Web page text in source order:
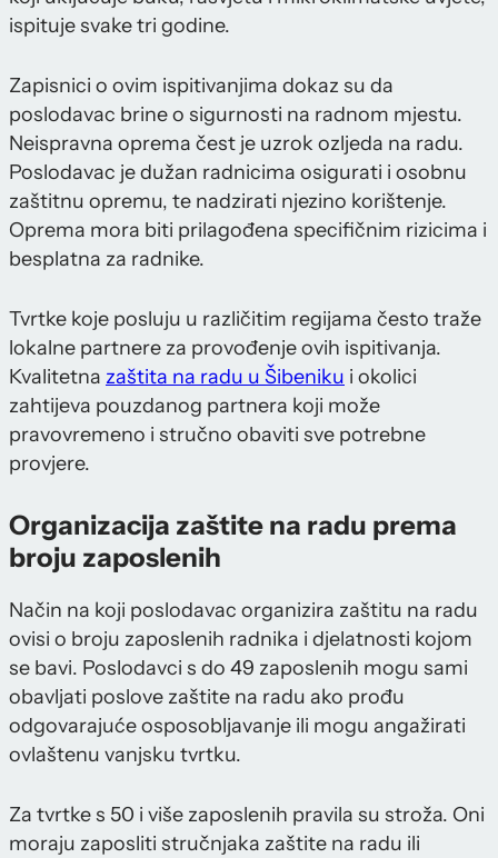
ispituje svake tri godine.
Zapisnici o ovim ispitivanjima dokaz su da
poslodavac brine o sigurnosti na radnom mjestu.
Neispravna oprema čest je uzrok ozljeda na radu.
Poslodavac je dužan radnicima osigurati i osobnu
zaštitnu opremu, te nadzirati njezino korištenje.
Oprema mora biti prilagođena specifičnim rizicima i
besplatna za radnike.
Tvrtke koje posluju u različitim regijama često traže
lokalne partnere za provođenje ovih ispitivanja.
Kvalitetna zaštita na radu u Šibeniku i okolici
zahtijeva pouzdanog partnera koji može
pravovremeno i stručno obaviti sve potrebne
provjere.
Organizacija zaštite na radu prema
broju zaposlenih
Način na koji poslodavac organizira zaštitu na radu
ovisi o broju zaposlenih radnika i djelatnosti kojom
se bavi. Poslodavci s do 49 zaposlenih mogu sami
obavljati poslove zaštite na radu ako prođu
odgovarajuće osposobljavanje ili mogu angažirati
ovlaštenu vanjsku tvrtku.
Za tvrtke s 50 i više zaposlenih pravila su stroža. Oni
moraju zaposliti stručnjaka zaštite na radu ili